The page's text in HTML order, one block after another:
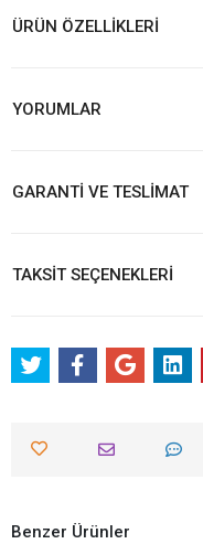
ÜRÜN ÖZELLİKLERİ
YORUMLAR
GARANTİ VE TESLİMAT
TAKSİT SEÇENEKLERİ
Benzer Ürünler